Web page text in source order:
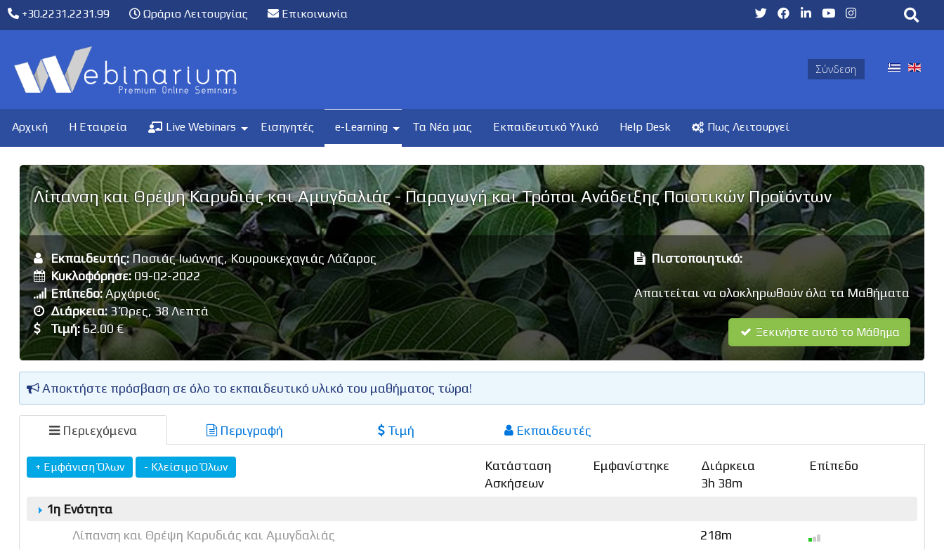
+30.2231.2231.99 Ωράριο Λειτουργίας Επικοινωνία
Σύνδεση
Αρχική Η Εταιρεία Live Webinars Εισηγητές e-Learning Τα Νέα μας Εκπαιδευτικό Υλικό Help Desk Πως Λειτουργεί
Λίπανση και Θρέψη Καρυδιάς και Αμυγδαλιάς - Παραγωγή και Τρόποι Ανάδειξης Ποιοτικών Προϊόντων
Εκπαιδευτής: Πασιάς Ιωάννης, Κουρουκεχαγιάς Λάζαρος
Κυκλοφόρησε:09-02-2022
Επίπεδο:Αρχάριος
Διάρκεια:3 Ώρες, 38 Λεπτά
Τιμή:62.00 €
Πιστοποιητικό:
Απαιτείται να ολοκληρωθούν όλα τα Μαθήματα
Ξεκινήστε αυτό το Μάθημα
Αποκτήστε πρόσβαση σε όλο το εκπαιδευτικό υλικό του μαθήματος τώρα!
Περιεχόμενα Περιγραφή Τιμή Εκπαιδευτές
Κατάσταση
Ασκήσεων
Εμφανίστηκε
Διάρκεια
3h 38m
Επίπεδο
1η Ενότητα
Λίπανση και Θρέψη Καρυδιάς και Αμυγδαλιάς
218m